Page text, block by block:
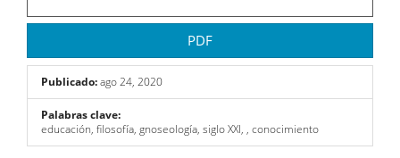
PDF
Publicado:ago 24, 2020
Palabras clave:
educación, filosofía, gnoseología, siglo XXI, , conocimiento